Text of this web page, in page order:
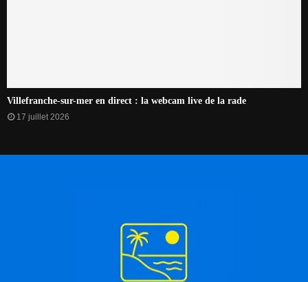
Villefranche-sur-mer en direct : la webcam live de la rade
17 juillet 2026